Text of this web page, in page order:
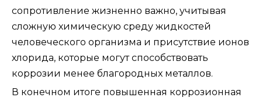
сопротивление жизненно важно, учитывая
сложную химическую среду жидкостей
человеческого организма и присутствие ионов
хлорида, которые могут способствовать
коррозии менее благородных металлов.
В конечном итоге повышенная коррозионная